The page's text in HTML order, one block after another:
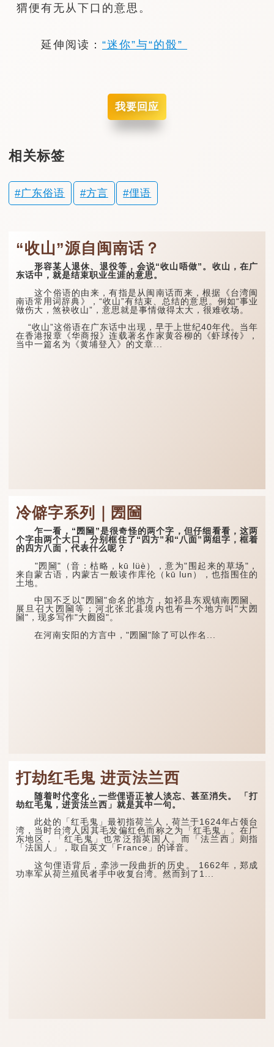
猬便有无从下口的意思。
延伸阅读：“迷你”与“的骰”
我要回应
相关标签
广东俗语 方言 俚语
“收山”源自闽南话？
形容某人退休、退役等，会说“收山唔做”。收山，在广
东话中，就是结束职业生涯的意思。
这个俗语的由来，有指是从闽南话而来，根据《台湾闽
南语常用词辞典》，“收山”有结束、总结的意思。例如“事业
做伤大，煞袂收山”，意思就是事情做得太大，很难收场。
“收山”这俗语在广东话中出现，早于上世纪40年代。当年
在香港报章《华商报》连载著名作家黄谷柳的《虾球传》，
当中一篇名为《黄埔登入》的文章...
冷僻字系列｜圐圙
乍一看，“圐圙”是很奇怪的两个字，但仔细看看，这两
个字由两个大口，分别框住了“四方”和“八面”两组字，框着
的四方八面，代表什么呢？
"圐圙"（音：枯略，kū lüè），意为"围起来的草场"，
来自蒙古语，内蒙古一般读作库伦（kū lun），也指围住的
土地。
中国不乏以"圐圙"命名的地方，如祁县东观镇南圐圙、
展旦召大圐圙等；河北张北县境内也有一个地方叫"大圐
圙"，现多写作"大囫囵"。
在河南安阳的方言中，"圐圙"除了可以作名...
打劫红毛鬼 进贡法兰西
随着时代变化，一些俚语正被人淡忘、甚至消失。 「打
劫红毛鬼，进贡法兰西」就是其中一句。
此处的「红毛鬼」最初指荷兰人，荷兰于1624年占领台
湾，当时台湾人因其毛发偏红色而称之为「红毛鬼」。在广
东地区，「红毛鬼」也常泛指英国人。而「法兰西」则指
「法国人」，取自英文「France」的译音。
这句俚语背后，牵涉一段曲折的历史。 1662年，郑成
功率军从荷兰殖民者手中收复台湾。然而到了1...